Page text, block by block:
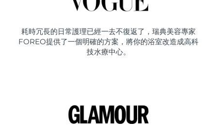
耗時冗長的日常護理已經一去不復返了，瑞典美容專家
FOREO提供了一個明確的方案，將你的浴室改造成高科
技水療中心。